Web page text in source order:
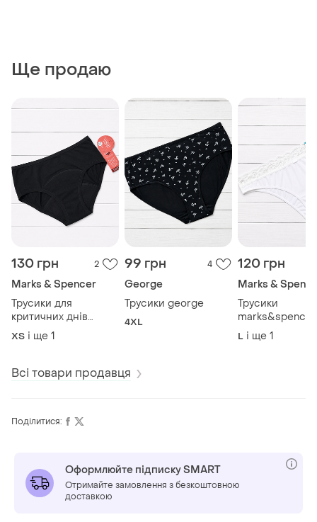
Ще продаю
130 грн 2
Marks & Spencer
Трусики для
критичних днів
marks&spencer
ХS і ще 1
99 грн 4
George
Трусики george
4XL
120 грн
Marks &
Трусики
marks&spencer
L і ще 1
Всі товари продавця
Поділитися:
Оформлюйте підписку SMART
Отримайте замовлення з безкоштовною
доставкою